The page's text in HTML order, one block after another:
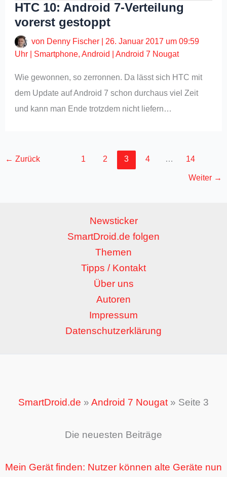
HTC 10: Android 7-Verteilung
vorerst gestoppt
von Denny Fischer
26. Januar 2017 um 09:59
Uhr
Smartphone,Android |Android 7 Nougat
Wie gewonnen, so zerronnen. Da lässt sich HTC mit
dem Update auf Android 7 schon durchaus viel Zeit
und kann man Ende trotzdem nicht liefern…
← Zurück 1 2 3 4 … 14
Weiter →
Newsticker
SmartDroid.de folgen
Themen
Tipps / Kontakt
Über uns
Autoren
Impressum
Datenschutzerklärung
SmartDroid.de » Android 7 Nougat » Seite 3
Die neuesten Beiträge
Mein Gerät finden: Nutzer können alte Geräte nun